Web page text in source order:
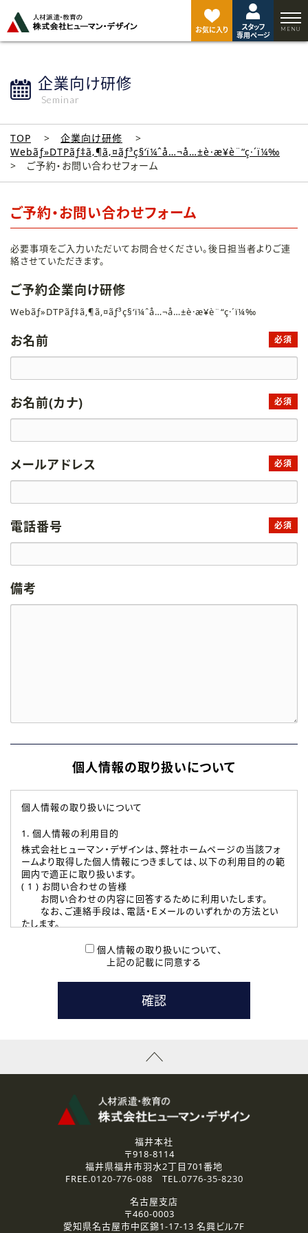
お気に入り
スタッフ
専用ページ
企業向け研修
Seminar
TOP
企業向け研修
Webãƒ»DTPãƒ‡ã‚¶ã‚¤ãƒ³ç§‘ï¼ˆå…¬å…±è·æ¥­è¨“ç·´ï¼‰
ご予約・お問い合わせフォーム
ご予約・お問い合わせフォーム
必要事項をご入力いただいてお問合せください。後日担当者よりご連
絡させていただきます。
ご予約企業向け研修
Webãƒ»DTPãƒ‡ã‚¶ã‚¤ãƒ³ç§‘ï¼ˆå…¬å…±è·æ¥­è¨“ç·´ï¼‰
お名前 必須
お名前(カナ) 必須
メールアドレス 必須
電話番号 必須
備考
個人情報の取り扱いについて
個人情報の取り扱いについて
1. 個人情報の利用目的
株式会社ヒューマン・デザインは、弊社ホームページの当該フォ
ームより取得した個人情報につきましては、以下の利用目的の範
囲内で適正に取り扱います。
( 1 ) お問い合わせの皆様
お問い合わせの内容に回答するために利用いたします。
なお、ご連絡手段は、電話・Ｅメールのいずれかの方法とい
たします。
本登録に関するご連絡および本登録時の参考情報として利
たします。
( 3 ) スタッフ派遣を検討されている企業の皆様
お問い合わせの内容に回答するために利用いたします。
なお、ご連絡手段は、電話・Ｅメールのいずれかの方法とい
資料送付、受講相談に関するご連絡のために利用いたしま
その他、お問い合わせの内容に回答するために利用いたし
なお、ご連絡手段は、電話・Ｅメールのいずれかの方法とい
2.個人情報の第三者提供
ご提供いただいた個人情報は、法令等の規定に従う場合を除き、
3.個人情報の取り扱いの委託
弊社の定める個人情報保護の評価基準を満たした委託先に、個
個人情報の取り扱いについて、
上記の記載に同意する
ジ
ト
福井本社
〒918-8114
福井県福井市羽水2丁目701番地
FREE.0120-776-088 TEL.0776-35-8230
名古屋支店
〒460-0003
愛知県名古屋市中区錦1-17-13 名興ビル7F